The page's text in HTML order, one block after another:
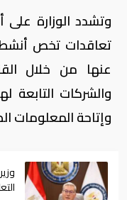
وتشدد الوزارة
تعاقدات تخص أنشطة
عنها من خلال
والشركات التابعة
وإتاحة المعلومات